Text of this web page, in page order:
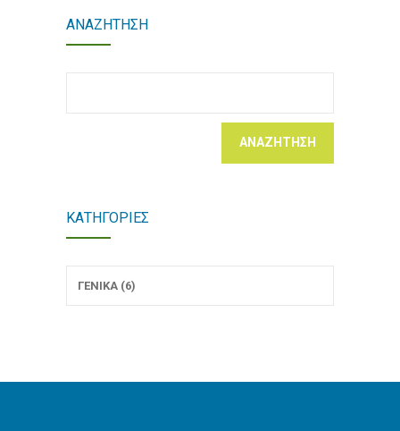
ΑΝΑΖΉΤΗΣΗ
ΚΑΤΗΓΟΡΊΕΣ
ΓΕΝΙΚΆ (6)